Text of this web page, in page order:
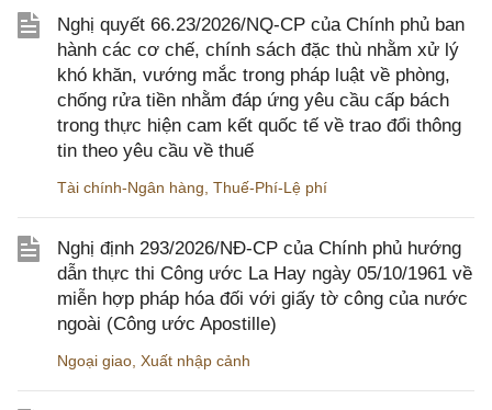
Nghị quyết 66.23/2026/NQ-CP của Chính phủ ban
hành các cơ chế, chính sách đặc thù nhằm xử lý
khó khăn, vướng mắc trong pháp luật về phòng,
chống rửa tiền nhằm đáp ứng yêu cầu cấp bách
trong thực hiện cam kết quốc tế về trao đổi thông
tin theo yêu cầu về thuế
Tài chính-Ngân hàng Thuế-Phí-Lệ phí
Nghị định 293/2026/NĐ-CP của Chính phủ hướng
dẫn thực thi Công ước La Hay ngày 05/10/1961 về
miễn hợp pháp hóa đối với giấy tờ công của nước
ngoài (Công ước Apostille)
Ngoại giao Xuất nhập cảnh